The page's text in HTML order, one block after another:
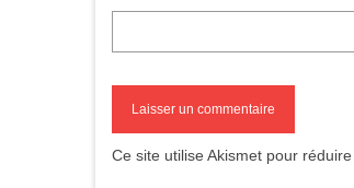
Ce site utilise Akismet pour